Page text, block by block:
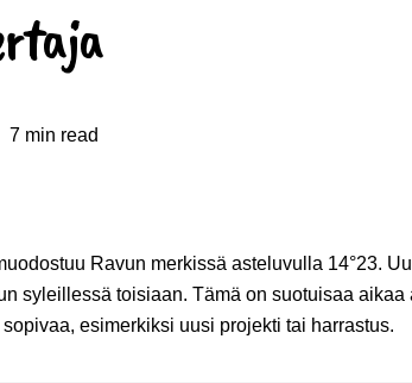
7 min read
Ravun merkissä asteluvulla 14°23.
syleillessä toisiaan. Tämä on suotuisaa aikaa
esimerkiksi uusi projekti tai harrastus.